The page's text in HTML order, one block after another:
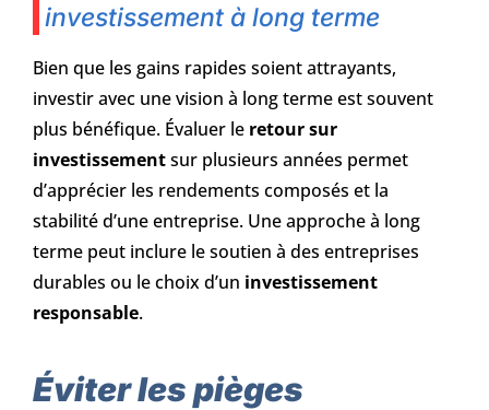
investissement à long terme
Bien que les gains rapides soient attrayants,
investir avec une vision à long terme est souvent
plus bénéfique. Évaluer le retour sur
investissementsur plusieurs années permet
d’apprécier les rendements composés et la
stabilité d’une entreprise. Une approche à long
terme peut inclure le soutien à des entreprises
durables ou le choix d’un investissement
responsable.
Éviter les pièges